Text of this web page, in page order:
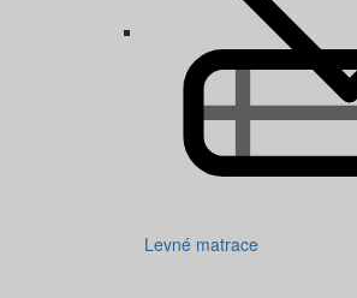
Levné matrace